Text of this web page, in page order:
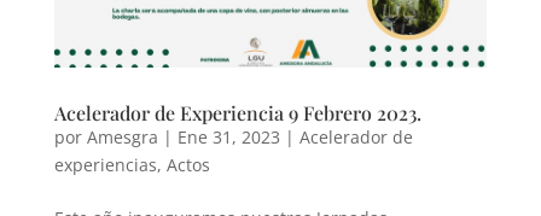
Acelerador de Experiencia 9 Febrero 2023.
por Amesgra | Ene 31, 2023 | Acelerador de
experiencias, Actos